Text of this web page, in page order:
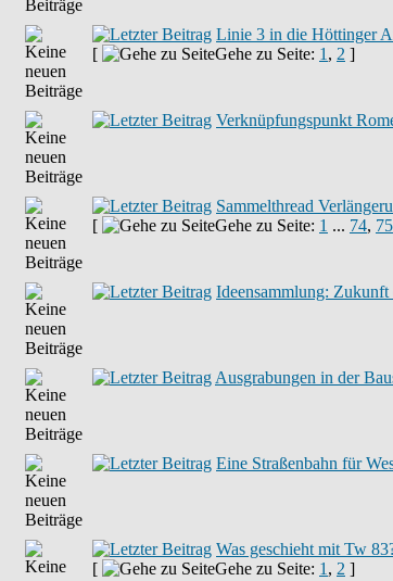
Linie 3 in die Höttinger
[
Gehe zu Seite: 1 , 2 ]
Verknüpfungspunkt
Sammelthread
[
Gehe zu Seite: 1 ... 74, 75
Ideensammlung:
Ausgrabungen in der
Eine Straßenbahn für
Was geschieht mit Tw
[
Gehe zu Seite: 1 , 2 ]